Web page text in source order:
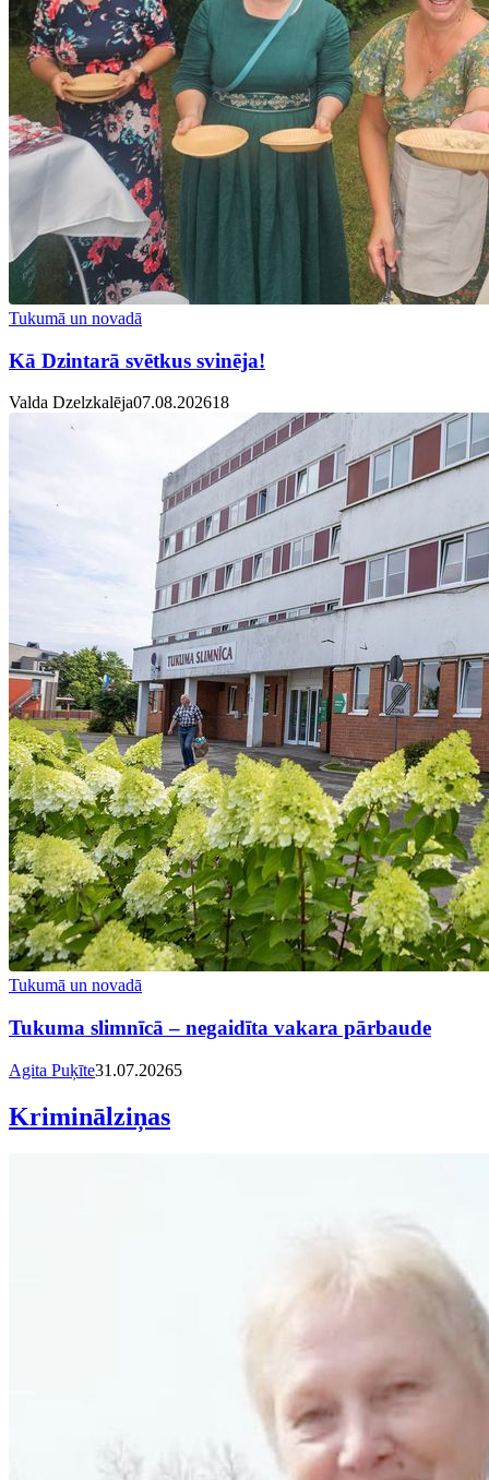
Tukumā un novadā
Kā Dzintarā svētkus svinēja!
Valda Dzelzkalēja07.08.202618
Tukumā un novadā
Tukuma slimnīcā – negaidīta vakara pārbaude
Agita Puķīte31.07.20265
Kriminālziņas